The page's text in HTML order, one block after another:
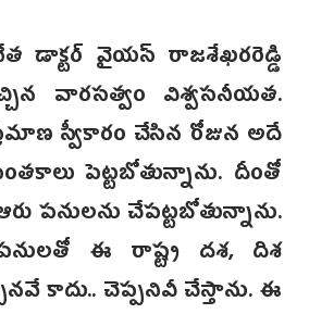
డాక్టర్ వైయస్ రాజశేఖరరెడ్డి
వారసత్వం విశ్వసనీయత.
స్వీకారం చేసిన రోజున అదే
పెట్టబోతున్నాను. దీంతో
పనులను చేపట్టబోతున్నాను.
ఈ రాష్ట్ర దశ, దిశ
కాదు.. చెప్పనివీ చేస్తాను. ఈ